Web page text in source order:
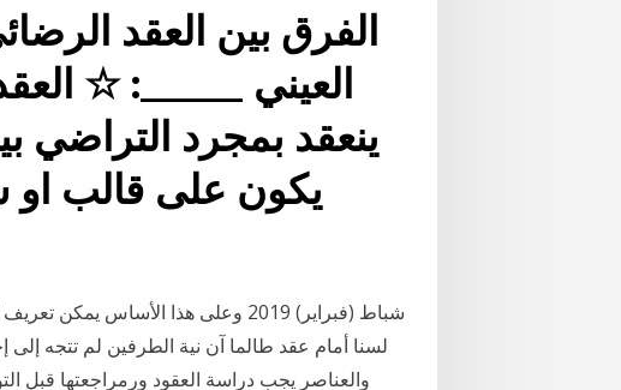
الفرق بين العقد
العيني _____: ☆
ينعقد بمجرد التراضي
يكون على قالب او
لسنا أمام عقد طالما آن نية الطرفين لم تتجه
والعناصر يجب دراسة العقود ورمراجعتها قبل